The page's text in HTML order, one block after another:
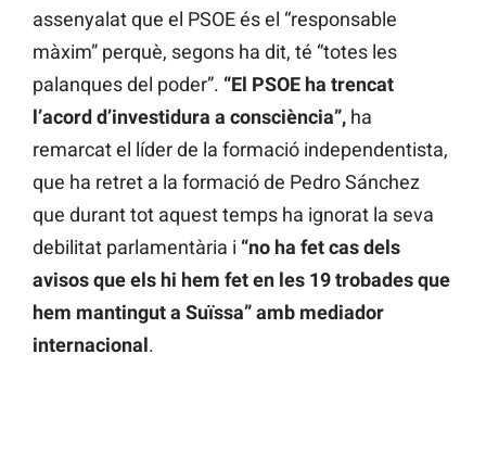
assenyalat que el PSOE és el “responsable
màxim” perquè, segons ha dit, té “totes les
palanques del poder”. “El PSOE ha trencat
l’acord d’investidura a consciència”, ha
remarcat el líder de la formació independentista,
que ha retret a la formació de Pedro Sánchez
que durant tot aquest temps ha ignorat la seva
debilitat parlamentària i “no ha fet cas dels
avisos que els hi hem fet en les 19 trobades que
hem mantingut a Suïssa” amb mediador
internacional.